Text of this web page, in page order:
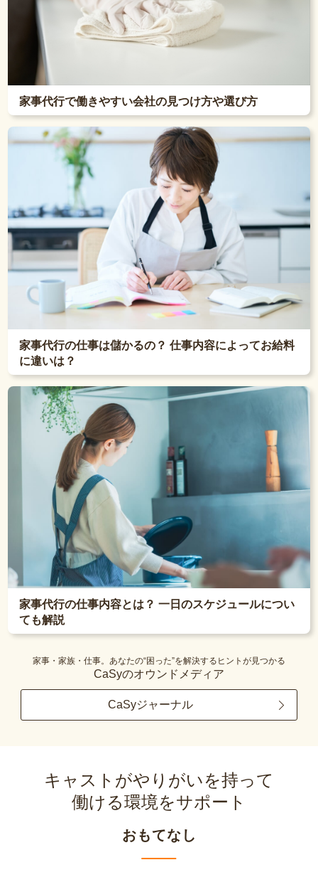
家事代行で働きやすい会社の見つけ方や選び方
家事代行の仕事は儲かるの？ 仕事内容によってお給料
に違いは？
家事代行の仕事内容とは？ 一日のスケジュールについ
ても解説
家事・家族・仕事。あなたの“困った”を解決するヒントが見つかる
CaSyのオウンドメディア
CaSyジャーナル
キャストがやりがいを持って
働ける環境をサポート
おもてなし